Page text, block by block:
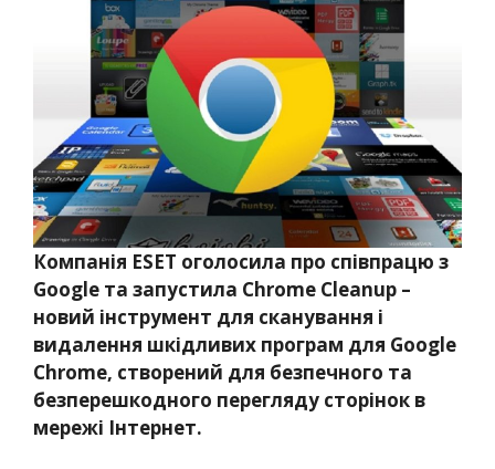
Компанія ESET оголосила про співпрацю з
Google та запустила Chrome Cleanup –
новий інструмент для сканування і
видалення шкідливих програм для Google
Chrome, створений для безпечного та
безперешкодного перегляду сторінок в
мережі Інтернет.